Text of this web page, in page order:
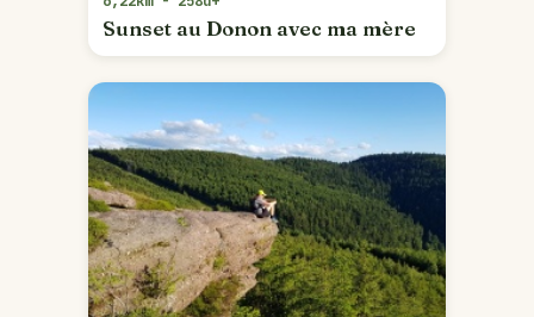
Sunset au Donon avec ma mère